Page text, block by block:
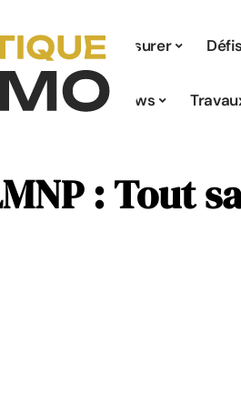
Assurer
News
: Tout